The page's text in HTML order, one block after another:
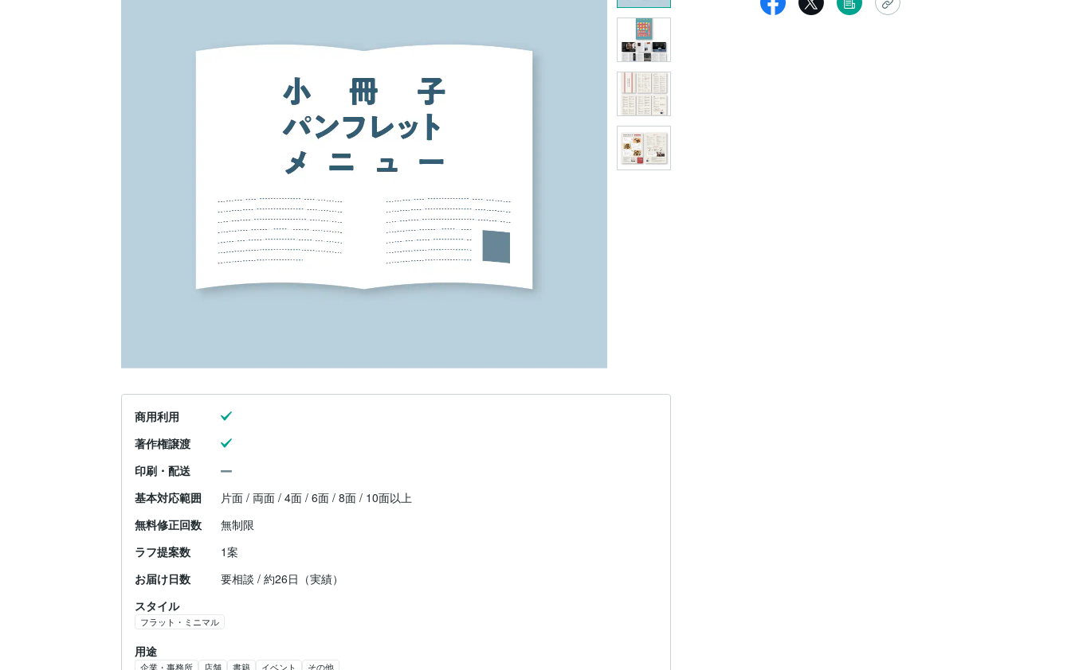
商用利用
著作権譲渡
印刷・配送
基本対応範囲
片面 / 両面 / 4面 / 6面 / 8面 / 10面以上
無料修正回数
無制限
ラフ提案数
1案
お届け日数
要相談 / 約26日（実績）
スタイル
フラット・ミニマル
用途
企業・事務所 店舗 書籍 イベント その他